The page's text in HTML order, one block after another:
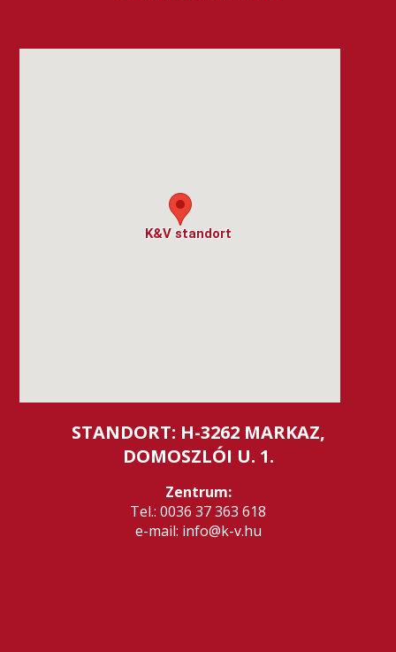
K&V standort
K&V standort
STANDORT: H-3262 MARKAZ,
DOMOSZLÓI U. 1.
Zentrum:
Tel.: 0036 37 363 618
e-mail: info@k-v.hu